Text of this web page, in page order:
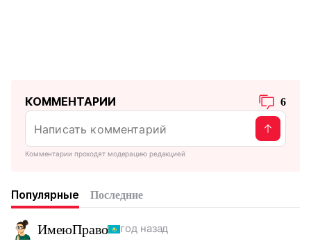
КОММЕНТАРИИ 6
Комментарии проходят модерацию редакцией
Популярные Последние
ИмеюПраво год назад